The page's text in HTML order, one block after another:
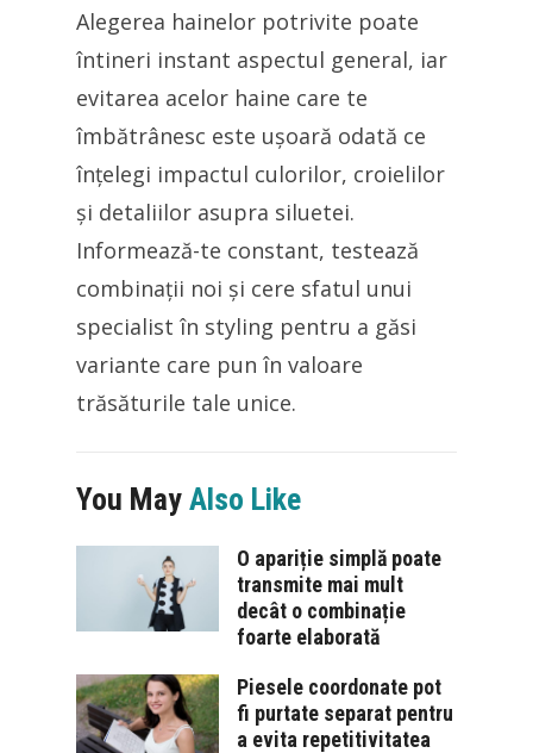
Alegerea hainelor potrivite poate
întineri instant aspectul general, iar
evitarea acelor haine care te
îmbătrânesc este ușoară odată ce
înțelegi impactul culorilor, croielilor
și detaliilor asupra siluetei.
Informează-te constant, testează
combinații noi și cere sfatul unui
specialist în styling pentru a găsi
variante care pun în valoare
trăsăturile tale unice.
You May Also Like
O apariție simplă poate
transmite mai mult
decât o combinație
foarte elaborată
Piesele coordonate pot
fi purtate separat pentru
a evita repetitivitatea